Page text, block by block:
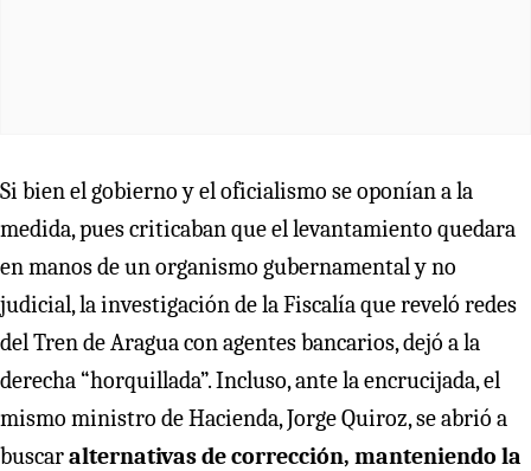
Si bien el gobierno y el oficialismo se oponían a la
medida, pues criticaban que el levantamiento quedara
en manos de un organismo gubernamental y no
judicial, la investigación de la Fiscalía que reveló redes
del Tren de Aragua con agentes bancarios, dejó a la
derecha “horquillada”. Incluso, ante la encrucijada, el
mismo ministro de Hacienda, Jorge Quiroz, se abrió a
buscaralternativas de corrección, manteniendo la